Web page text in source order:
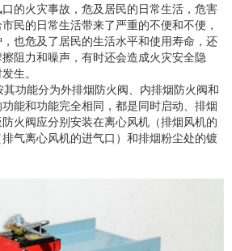
的火灾事故，危及居民的日常生活，危害
民的日常生活带来了严重的不便和不便，
也危及了居民的生活水平和使用寿命，还
阻力和噪声，有时还会造成火灾安全隐
生。
功能分为外排烟防火阀、内排烟防火阀和
能和功能完全相同，都是同时启动、排烟
火阀应分别安装在离心风机（排烟风机的
气离心风机的进气口）和排烟粉尘处的镀